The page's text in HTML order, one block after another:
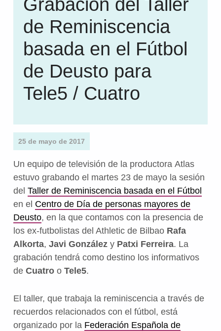
Grabación del Taller
de Reminiscencia
basada en el Fútbol
de Deusto para
Tele5 / Cuatro
25 de mayo de 2017
Un equipo de televisión de la productora Atlas
estuvo grabando el martes 23 de mayo la sesión
del Taller de Reminiscencia basada en el Fútbol
en el Centro de Día de personas mayores de
Deusto, en la que contamos con la presencia de
los ex-futbolistas del Athletic de Bilbao Rafa
Alkorta, Javi Gonzálezy Patxi Ferreira. La
grabación tendrá como destino los informativos
de Cuatroo Tele5.
El taller, que trabaja la reminiscencia a través de
recuerdos relacionados con el fútbol, está
organizado por la Federación Española de